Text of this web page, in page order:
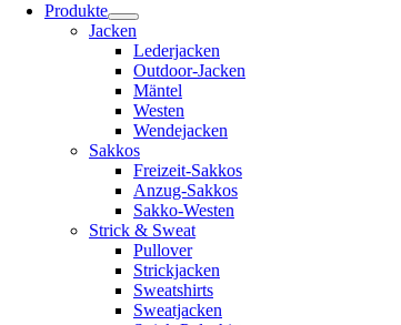
Produkte
Jacken
Lederjacken
Outdoor-Jacken
Mäntel
Westen
Wendejacken
Sakkos
Freizeit-Sakkos
Anzug-Sakkos
Sakko-Westen
Strick & Sweat
Pullover
Strickjacken
Sweatshirts
Sweatjacken